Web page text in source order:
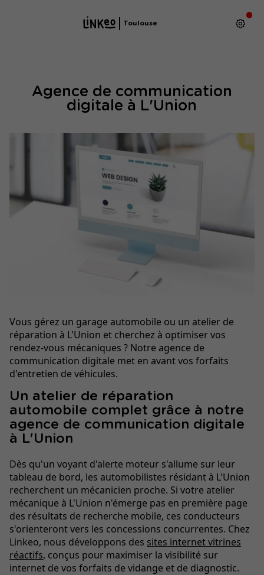
Toulouse
Agence de communication
digitale à L'Union
Vous gérez un garage automobile ou un atelier de
réparation à L'Union et cherchez à optimiser vos
rendez-vous mécaniques ? Notre agence de
communication digitale met en avant vos forfaits
d'entretien de véhicules.
Un atelier de réparation
automobile complet grâce à notre
agence de communication digitale
à L'Union
Dès qu'un voyant d'alerte moteur s'allume sur leur
tableau de bord, les automobilistes résidant à L'Union
recherchent un mécanicien proche. Si votre atelier
mécanique à L'Union n'émerge pas en première page
des résultats de recherche mobile, ces conducteurs
s'orienteront vers les concessions concurrentes. Chez
Linkeo, nous développons des sites internet vitrines
réactifs, conçus pour maximiser la visibilité sur
internet de vos forfaits de vidange et de diagnostic.